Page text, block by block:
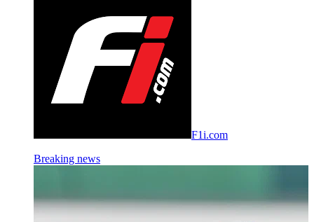
F1i.com
Breaking news